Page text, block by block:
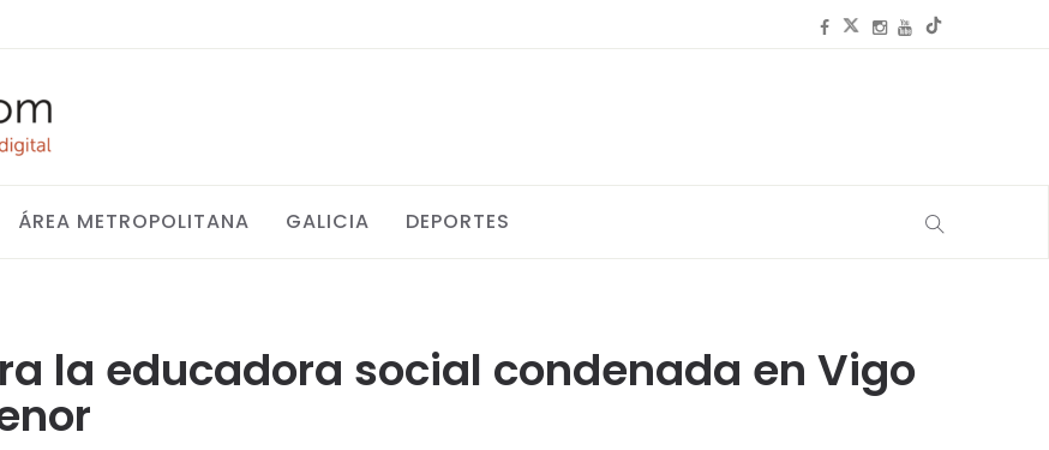
ÁREA METROPOLITANA GALICIA DEPORTES
la educadora social condenada en Vigo